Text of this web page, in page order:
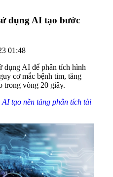
dụng AI tạo bước
01:48
dụng AI để phân tích hình
cơ mắc bệnh tim, tăng
trong vòng 20 giây.
tạo nền tảng phân tích tài